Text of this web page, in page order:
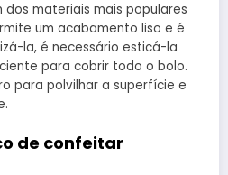
materiais mais populares
um acabamento liso e é
la, é necessário esticá-la
para cobrir todo o bolo.
para polvilhar a superfície e
de confeitar